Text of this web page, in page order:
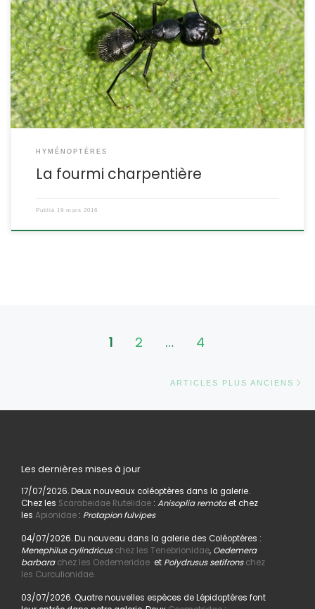
Avec 12 mm de longueur pour les plus grandes ouvrières et 15
mm pour la reine, il s’agit de l’une des plus grandes espèces de
fourmis européennes. Elle niche dans le bois mort en colonies qui
atteignent les 5000 individus. Camponotus vagus POSITION
SYSTÉMATIQUE : Insecte, Hyménoptère Apocrite Famille des
Formicidae ETYMOLOGIE Camponotus […]
HYMÉNOPTÈRES
La fourmi charpentière
Publié 19 mars 2016
1
2 … 4
ARTICLES PLUS ANCIENS
Les dernières mises à jour
17/07/2026. Deux nouveaux coléoptères dans la galerie.
Chez les Scarabeidae Rutelidae: Anisoplia remotaet chez
les Apionidae: Protapion fulvipes
04/07/2026. Du nouveau dans la galerie des Coléoptères :
Menephilus cylindricus chez les Tenebrionidae,Oedemera
barbara chez les Oedemeridaeet Polydrusus setifrons chez
les Curculionidae.
03/07/2026. Quatre nouvelles espèces de Lépidoptères font